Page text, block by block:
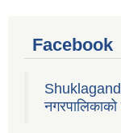
Facebook